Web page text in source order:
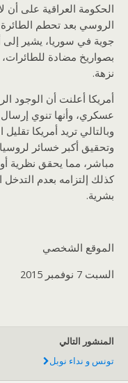
الحكومة العراقية على
الروسي بعد تحطم
جوية في سوريا، يشير إلى
بصواريخ مضادة
نزهة.
أمريكا أعلنت أن الوجود
عسكري، وأنها تنوي
وبالتالي تريد أمريكا
وتحقيق أكبر خسائر
مباشر، مما يحقق نظرية
كذلك إلتزامه بعدم
بشرية.
الموقع الشخصي
السبت 7 نوفمبر 2015
المنشور التالي
تونس و نداء نوبل